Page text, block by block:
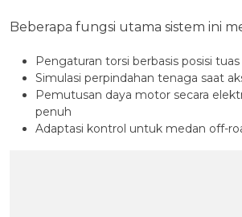
Beberapa fungsi utama sistem ini
Pengaturan torsi berbasis posisi
Simulasi perpindahan tenaga saat
Pemutusan daya motor secara
penuh
Adaptasi kontrol untuk medan off-